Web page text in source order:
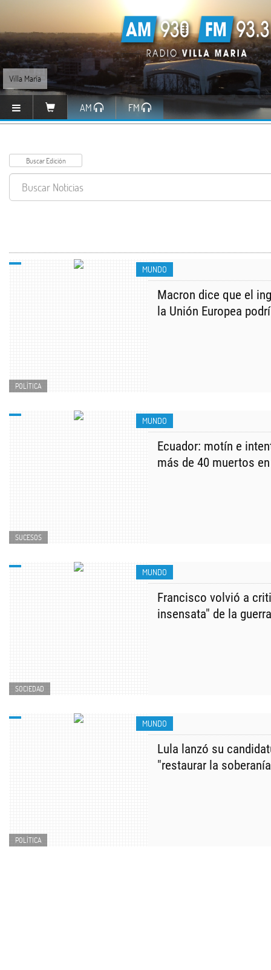
Villa María
AM FM
MUNDO
POLÍTICA
Macron dice que el
la Unión Europea
MUNDO
SUCESOS
Ecuador: motín e
más de 40 muertos
MUNDO
SOCIEDAD
Francisco volvió a
insensata" de la guerra
MUNDO
POLÍTICA
Lula lanzó su
"restaurar la